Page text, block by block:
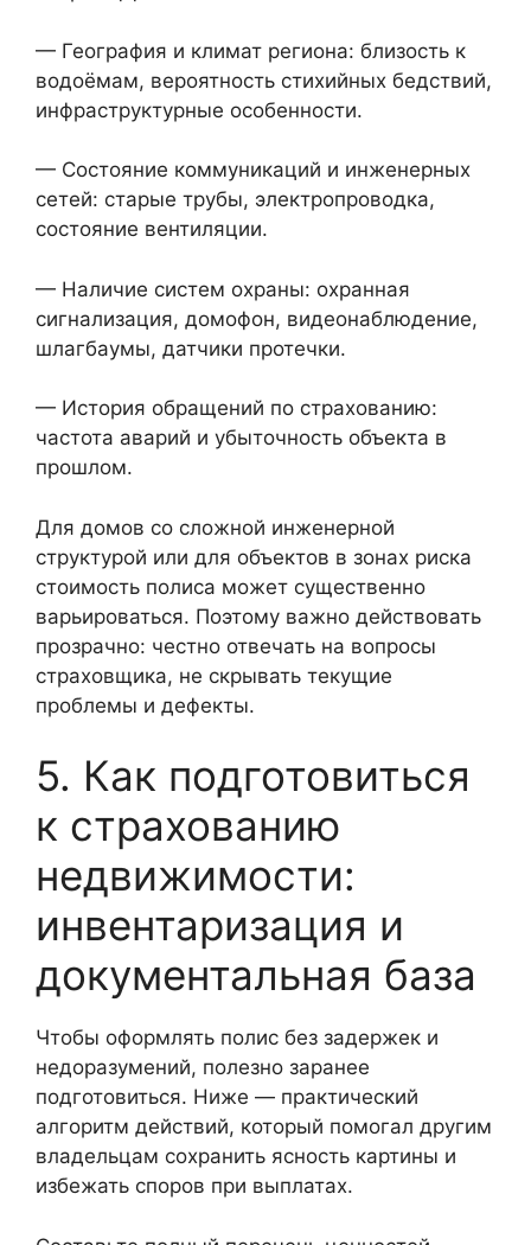
— География и климат региона: близость к
водоёмам, вероятность стихийных бедствий,
инфраструктурные особенности.
— Состояние коммуникаций и инженерных
сетей: старые трубы, электропроводка,
состояние вентиляции.
— Наличие систем охраны: охранная
сигнализация, домофон, видеонаблюдение,
шлагбаумы, датчики протечки.
— История обращений по страхованию:
частота аварий и убыточность объекта в
прошлом.
Для домов со сложной инженерной
структурой или для объектов в зонах риска
стоимость полиса может существенно
варьироваться. Поэтому важно действовать
прозрачно: честно отвечать на вопросы
страховщика, не скрывать текущие
проблемы и дефекты.
5. Как подготовиться
к страхованию
недвижимости:
инвентаризация и
документальная база
Чтобы оформлять полис без задержек и
недоразумений, полезно заранее
подготовиться. Ниже — практический
алгоритм действий, который помогал другим
владельцам сохранить ясность картины и
избежать споров при выплатах.